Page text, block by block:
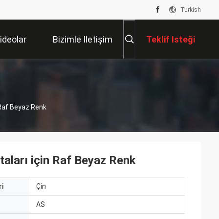
Turkish
Bizimle Iletişim Teklif Isteği
Beyaz Renk
için Raf Beyaz Renk
Çin
AS